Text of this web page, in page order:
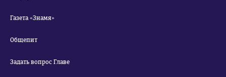
Газета «Знамя»
Общепит
Задать вопрос Главе